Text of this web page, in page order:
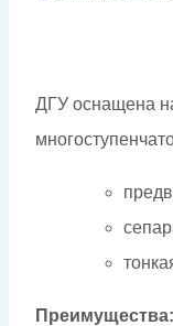
ДГУ оснащена
Преимущества: